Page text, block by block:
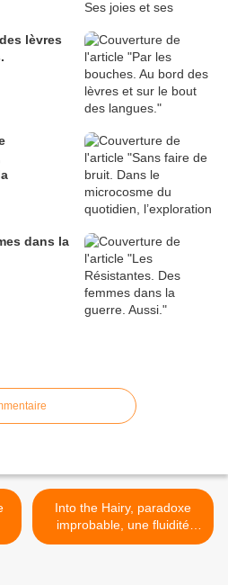
lèvres
dans la
Into the Hairy, paradoxe
improbable, une fluidité
pleine de grâce et de